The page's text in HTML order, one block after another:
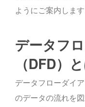
ようにご案内します
データフ
（DFD）
データフローダイ
のデータの流れを